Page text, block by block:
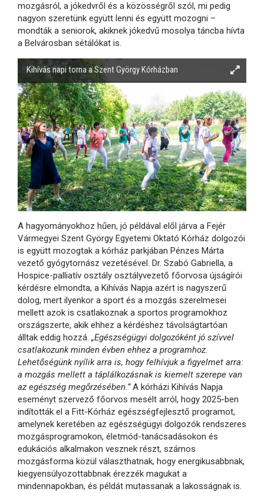
mozgásról, a jókedvről és a közösségről szól, mi pedig
nagyon szeretünk együtt lenni és együtt mozogni –
mondták a seniorok, akiknek jókedvű mosolya táncba hívta
a Belvárosban sétálókat is.
Kihívás napi torna a Szent György Kórházban
A hagyományokhoz hűen, jó példával elől járva a Fejér
Vármegyei Szent György Egyetemi Oktató Kórház dolgozói
is együtt mozogtak a kórház parkjában Pénzes Márta
vezető gyógytornász vezetésével. Dr. Szabó Gabriella, a
Hospice-palliatív osztály osztályvezető főorvosa újságírói
kérdésre elmondta, a Kihívás Napja azért is nagyszerű
dolog, mert ilyenkor a sport és a mozgás szerelmesei
mellett azok is csatlakoznak a sportos programokhoz
országszerte, akik ehhez a kérdéshez távolságtartóan
álltak eddig hozzá. „Egészségügyi dolgozóként jó szívvel
csatlakozunk minden évben ehhez a programhoz.
Lehetőségünk nyílik arra is, hogy felhívjuk a figyelmet arra:
a mozgás mellett a táplálkozásnak is kiemelt szerepe van
az egészség megőrzésében.”A kórházi Kihívás Napja
eseményt szervező főorvos mesélt arról, hogy 2025-ben
indították el a Fitt-Kórház egészségfejlesztő programot,
amelynek keretében az egészségügyi dolgozók rendszeres
mozgásprogramokon, életmód-tanácsadásokon és
edukációs alkalmakon vesznek részt, számos
mozgásforma közül választhatnak, hogy energikusabbnak,
kiegyensúlyozottabbnak érezzék magukat a
mindennapokban, és példát mutassanak a lakosságnak is.